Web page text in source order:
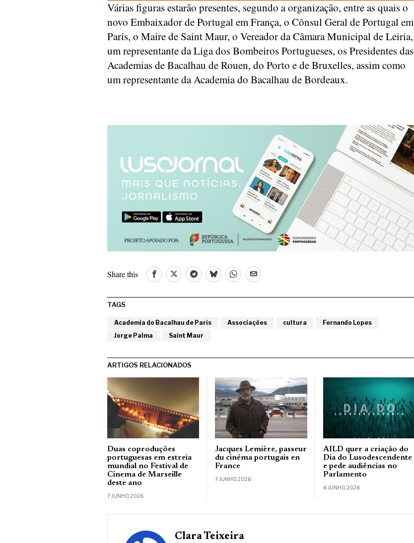
Várias figuras estarão presentes, segundo a organização, entre as quais o
novo Embaixador de Portugal em França, o Cônsul Geral de Portugal em
Paris, o Maire de Saint Maur, o Vereador da Câmara Municipal de Leiria,
um representante da Liga dos Bombeiros Portugueses, os Presidentes das
Academias de Bacalhau de Rouen, do Porto e de Bruxelles, assim como
um representante da Academia do Bacalhau de Bordeaux.
Share this
TAGS
Academia do Bacalhau de Paris Associações cultura
Fernando Lopes
Jorge Palma
Saint Maur
ARTIGOS RELACIONADOS
Duas coproduções
portuguesas em estreia
mundial no Festival de
Cinema de Marseille
deste ano
7 JUNHO, 2026
Jacques Lemière, passeur
du cinéma portugais en
France
7 JUNHO, 2026
AILD quer a criação do
Dia do Lusodescendente
e pede audiências no
Parlamento
6 JUNHO, 2026
Clara Teixeira